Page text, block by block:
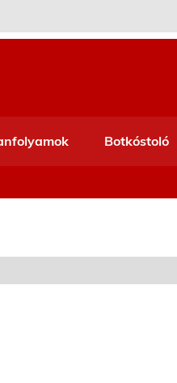
Botkóstoló